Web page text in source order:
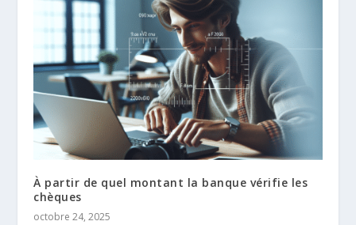
À partir de quel montant la banque vérifie les
chèques
octobre 24, 2025